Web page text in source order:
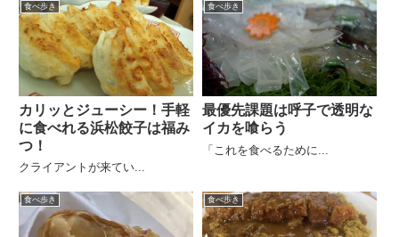
食べ歩き
カリッとジューシー！手軽
に食べれる浜松餃子は福み
つ！
クライアントが来てい...
食べ歩き
最優先課題は呼子で透明な
イカを喰らう
「これを食べるために...
食べ歩き 食べ歩き